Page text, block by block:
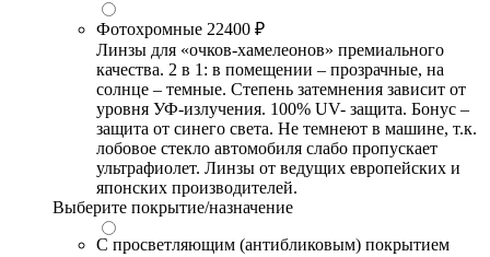
Фотохромные 22400 ₽
Линзы для «очков-хамелеонов» премиального
качества. 2 в 1: в помещении – прозрачные, на
солнце – темные. Степень затемнения зависит от
уровня УФ-излучения. 100% UV- защита. Бонус –
защита от синего света. Не темнеют в машине, т.к.
лобовое стекло автомобиля слабо пропускает
ультрафиолет. Линзы от ведущих европейских и
японских производителей.
Выберите покрытие/назначение
С просветляющим (антибликовым) покрытием